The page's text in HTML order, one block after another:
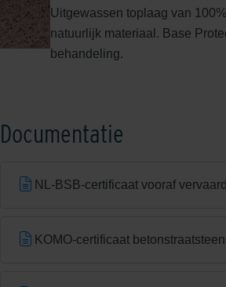
Edelhelderwit Edelrood
Uitgewassen toplaag van
natuurlijk materiaal. Base
behandeling.
Documentatie
NL-BSB-certificaat vooraf
KOMO-certificaat